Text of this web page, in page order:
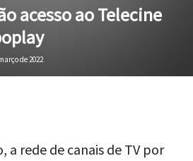
acesso ao Telecine
de 2022
a rede de canais de TV por